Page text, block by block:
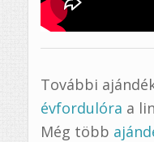
További
évfordulóra a
Még több